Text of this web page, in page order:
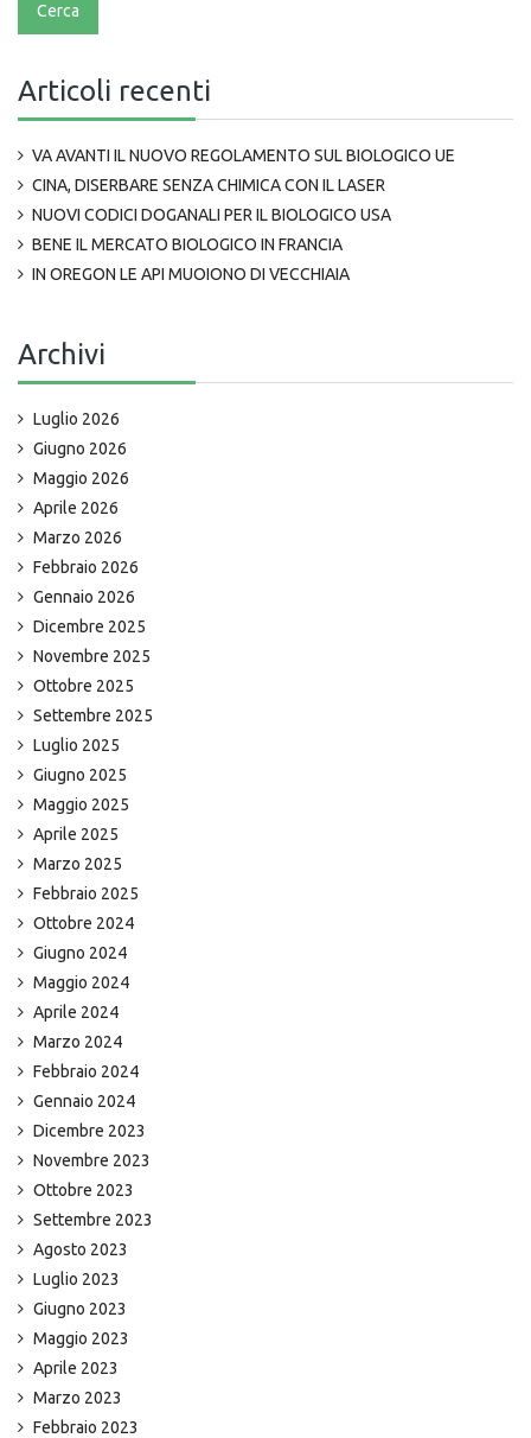
Articoli recenti
VA AVANTI IL NUOVO REGOLAMENTO SUL BIOLOGICO UE
CINA, DISERBARE SENZA CHIMICA CON IL LASER
NUOVI CODICI DOGANALI PER IL BIOLOGICO USA
BENE IL MERCATO BIOLOGICO IN FRANCIA
IN OREGON LE API MUOIONO DI VECCHIAIA
Archivi
Luglio 2026
Giugno 2026
Maggio 2026
Aprile 2026
Marzo 2026
Febbraio 2026
Gennaio 2026
Dicembre 2025
Novembre 2025
Ottobre 2025
Settembre 2025
Luglio 2025
Giugno 2025
Maggio 2025
Aprile 2025
Marzo 2025
Febbraio 2025
Ottobre 2024
Giugno 2024
Maggio 2024
Aprile 2024
Marzo 2024
Febbraio 2024
Gennaio 2024
Dicembre 2023
Novembre 2023
Ottobre 2023
Settembre 2023
Agosto 2023
Luglio 2023
Giugno 2023
Maggio 2023
Aprile 2023
Marzo 2023
Febbraio 2023